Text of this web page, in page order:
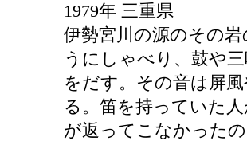
1979年 三重県
伊勢宮川の源のその
うにしゃべり、鼓や
をだす。その音は屏
る。笛を持っていた
が返ってこなかった